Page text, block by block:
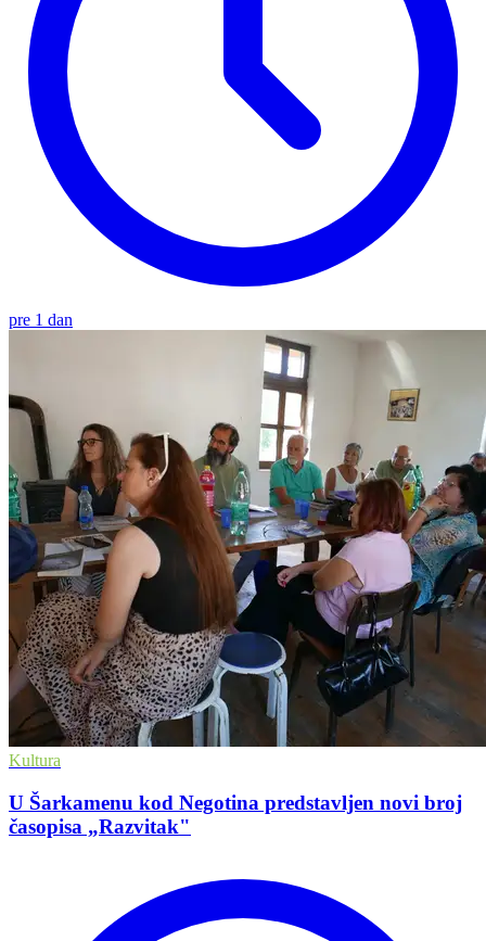
pre 1 dan
Kultura
U Šarkamenu kod Negotina predstavljen novi broj
časopisa „Razvitak"